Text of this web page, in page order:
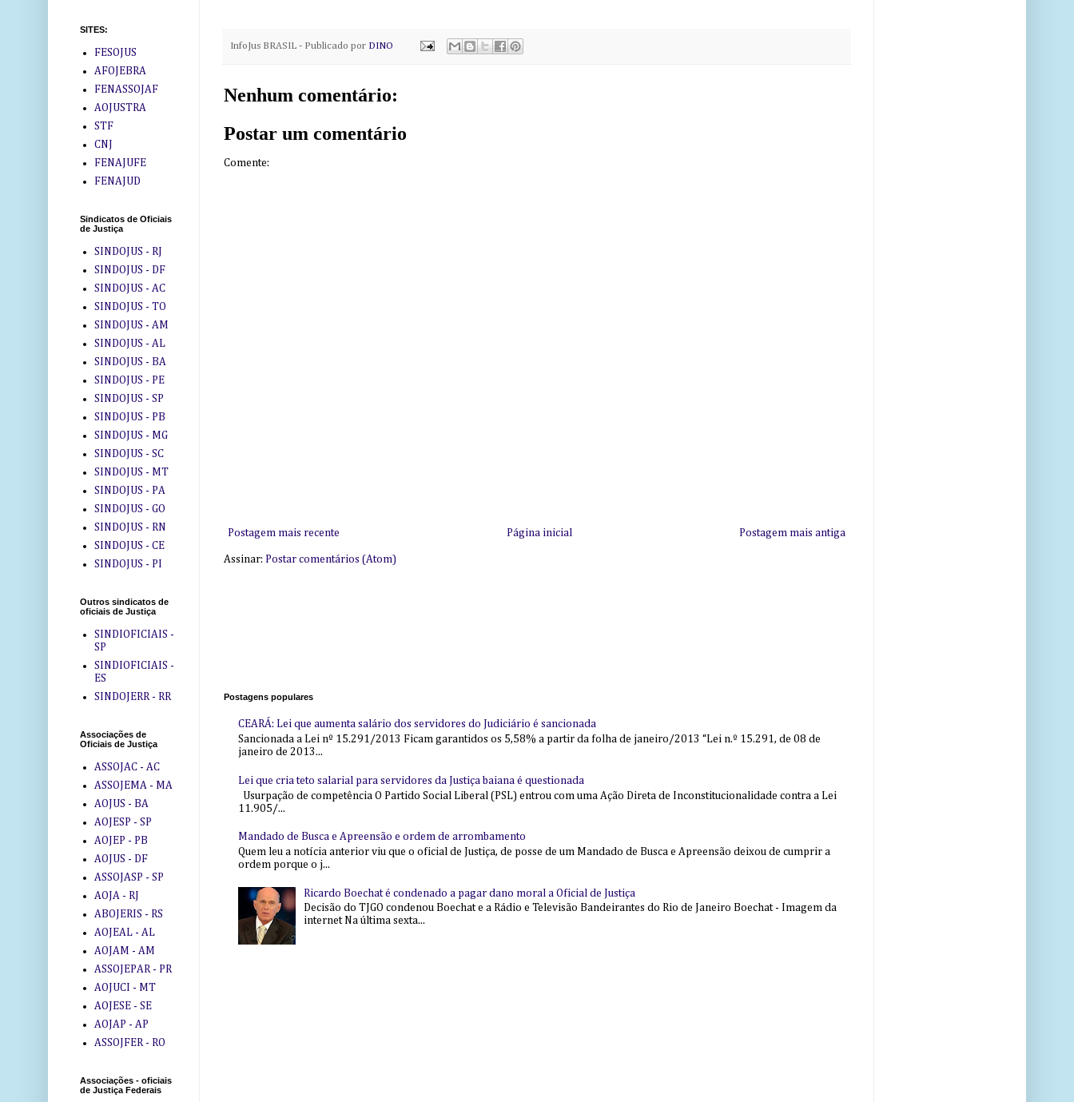
InfoJus BRASIL - Publicado por DINO
Nenhum comentário:
Postar um comentário
Comente:
Postagem mais recente Postagem mais antiga
Página inicial
Assinar: Postar comentários (Atom)
Postagens populares
CEARÁ: Lei que aumenta salário dos servidores do Judiciário é sancionada
Sancionada a Lei nº 15.291/2013 Ficam garantidos os 5,58% a partir da folha de janeiro/2013 “Lei n.º 15.291, de 08 de
janeiro de 2013...
Lei que cria teto salarial para servidores da Justiça baiana é questionada
Usurpação de competência O Partido Social Liberal (PSL) entrou com uma Ação Direta de Inconstitucionalidade contra a Lei
11.905/...
Mandado de Busca e Apreensão e ordem de arrombamento
Quem leu a notícia anterior viu que o oficial de Justiça, de posse de um Mandado de Busca e Apreensão deixou de cumprir a
ordem porque o j...
Ricardo Boechat é condenado a pagar dano moral a Oficial de Justiça
Decisão do TJGO condenou Boechat e a Rádio e Televisão Bandeirantes do Rio de Janeiro Boechat - Imagem da
internet Na última sexta...
SITES:
FESOJUS
AFOJEBRA
FENASSOJAF
AOJUSTRA
STF
CNJ
FENAJUFE
FENAJUD
Sindicatos de Oficiais
de Justiça
SINDOJUS - RJ
SINDOJUS - DF
SINDOJUS - AC
SINDOJUS - TO
SINDOJUS - AM
SINDOJUS - AL
SINDOJUS - BA
SINDOJUS - PE
SINDOJUS - SP
SINDOJUS - PB
SINDOJUS - MG
SINDOJUS - SC
SINDOJUS - MT
SINDOJUS - PA
SINDOJUS - GO
SINDOJUS - RN
SINDOJUS - CE
SINDOJUS - PI
Outros sindicatos de
oficiais de Justiça
SINDIOFICIAIS -
SP
SINDIOFICIAIS -
ES
SINDOJERR - RR
Associações de
Oficiais de Justiça
ASSOJAC - AC
ASSOJEMA - MA
AOJUS - BA
AOJESP - SP
AOJEP - PB
AOJUS - DF
ASSOJASP - SP
AOJA - RJ
ABOJERIS - RS
AOJEAL - AL
AOJAM - AM
ASSOJEPAR - PR
AOJUCI - MT
AOJESE - SE
AOJAP - AP
ASSOJFER - RO
Associações - oficiais
de Justiça Federais